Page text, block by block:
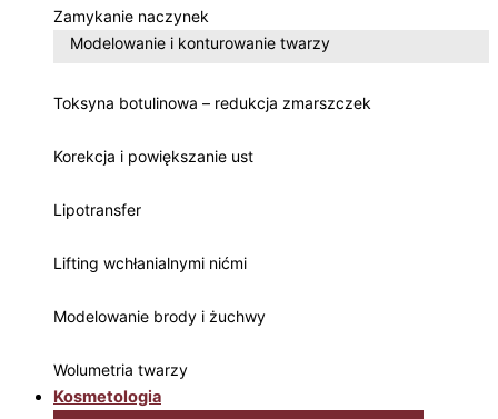
Zamykanie naczynek
Modelowanie i konturowanie twarzy
Toksyna botulinowa – redukcja zmarszczek
Korekcja i powiększanie ust
Lipotransfer
Lifting wchłanialnymi nićmi
Modelowanie brody i żuchwy
Wolumetria twarzy
Kosmetologia